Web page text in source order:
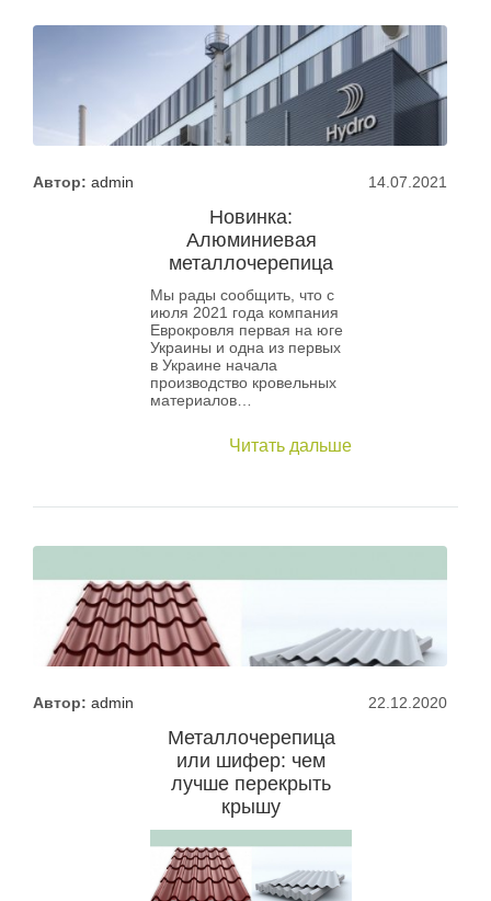
14.07.2021
Автор: admin
Новинка:
Алюминиевая
металлочерепица
Мы рады сообщить, что с
июля 2021 года компания
Еврокровля первая на юге
Украины и одна из первых
в Украине начала
производство кровельных
материалов…
Читать дальше
22.12.2020
Автор: admin
Металлочерепица
или шифер: чем
лучше перекрыть
крышу